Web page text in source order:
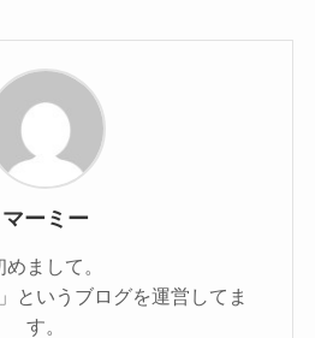
マーミー
めまして。
というブログを運営してま
す。